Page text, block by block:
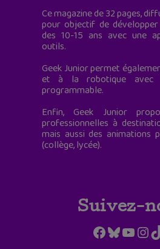
Ce magazine de 32 pages,
pour objectif de
des 10-15 ans avec une
outils.
Geek Junior permet
et à la robotique avec
programmable.
Enfin, Geek Junior
professionnelles à
mais aussi des animations
(collège, lycée).
Suivez-
Facebook
Bluesky